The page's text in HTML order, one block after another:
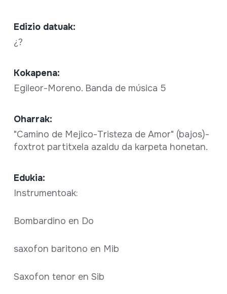
Edizio datuak:
¿?
Kokapena:
Egileor-Moreno. Banda de música 5
Oharrak:
"Camino de Mejico-Tristeza de Amor" (bajos)-
foxtrot partitxela azaldu da karpeta honetan.
Edukia:
Instrumentoak:
Bombardino en Do
saxofon baritono en Mib
Saxofon tenor en Sib